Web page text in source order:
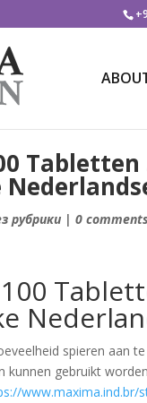
Tabletten
рубрики |0 comments
spieren aan
kunnen gebruikt